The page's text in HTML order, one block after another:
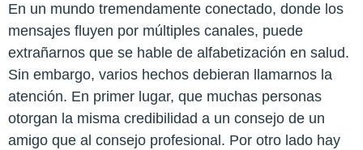
En un mundo tremendamente conectado, donde los
mensajes fluyen por múltiples canales, puede
extrañarnos que se hable de alfabetización en salud.
Sin embargo, varios hechos debieran llamarnos la
atención. En primer lugar, que muchas personas
otorgan la misma credibilidad a un consejo de un
amigo que al consejo profesional. Por otro lado hay